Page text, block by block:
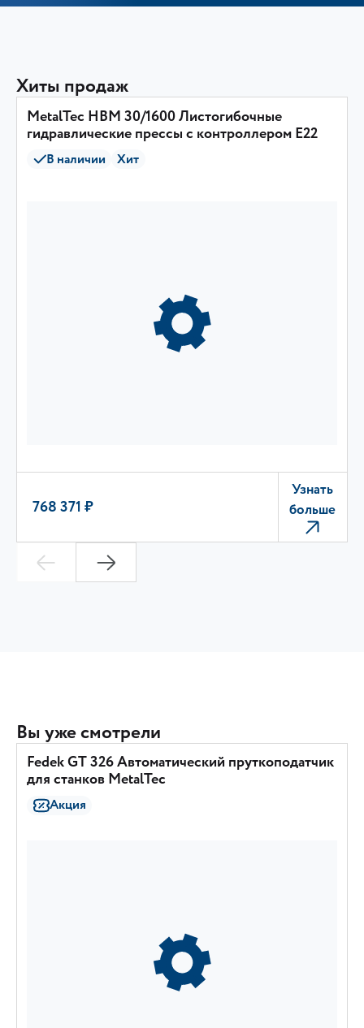
Хиты продаж
MetalTec HBM 30/1600 Листогибочные
гидравлические прессы с контроллером E22
В наличии Хит
768 371 ₽
Узнать
больше
Вы уже смотрели
Fedek GT 326 Автоматический пруткоподатчик
для станков MetalTec
Акция